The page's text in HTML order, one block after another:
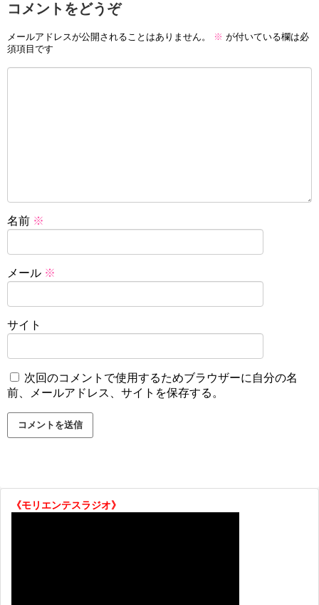
コメントをどうぞ
メールアドレスが公開されることはありません。 ※ が付いている欄は必
須項目です
名前 ※
メール ※
サイト
次回のコメントで使用するためブラウザーに自分の名
前、メールアドレス、サイトを保存する。
《モリエンテスラジオ》